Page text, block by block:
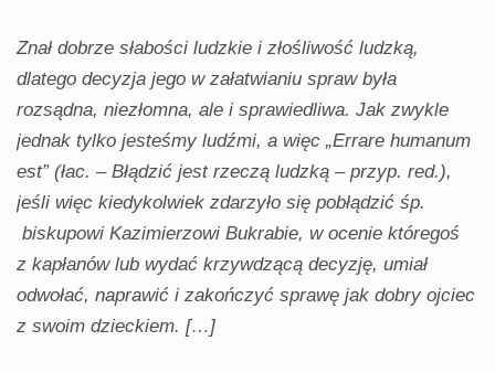
Znał dobrze słabości ludzkie i złośliwość ludzką,
dlatego decyzja jego w załatwianiu spraw była
rozsądna, niezłomna, ale i sprawiedliwa. Jak zwykle
jednak tylko jesteśmy ludźmi, a więc „Errare humanum
est” (łac. – Błądzić jest rzeczą ludzką – przyp. red.),
jeśli więc kiedykolwiek zdarzyło się pobłądzić śp.
biskupowi Kazimierzowi Bukrabie, w ocenie któregoś
z kapłanów lub wydać krzywdzącą decyzję, umiał
odwołać, naprawić i zakończyć sprawę jak dobry ojciec
z swoim dzieckiem. […]